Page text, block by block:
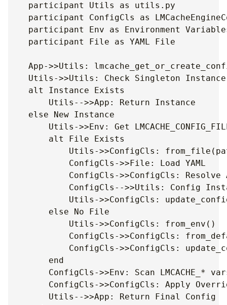
    participant Utils as utils.py
participant ConfigCls as
participant Env as Environment
    participant File as YAML File
App->>Utils:
    Utils->>Utils: Check Singleton Instance
    alt Instance Exists
        Utils-->>App: Return Instance
    else New Instance
Utils->>Env: Get
        alt File Exists
Utils->>ConfigCls:
            ConfigCls->>File: Load YAML
ConfigCls->>ConfigCls: Resolve
ConfigCls-->>Utils: Config
Utils->>ConfigCls:
        else No File
            Utils->>ConfigCls: from_env()
ConfigCls->>ConfigCls:
ConfigCls->>ConfigCls:
        end
ConfigCls->>Env: Scan LMCACHE_*
ConfigCls->>ConfigCls: Apply
        Utils-->>App: Return Final Config